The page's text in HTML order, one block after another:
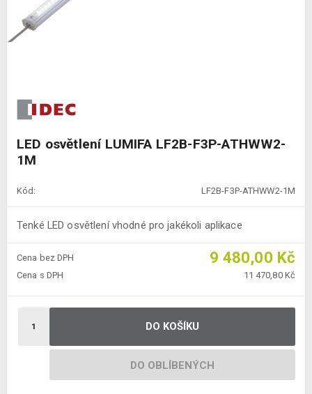
LED osvětlení LUMIFA LF2B-F3P-ATHWW2-
1M
Kód: LF2B-F3P-ATHWW2-1M
Tenké LED osvětlení vhodné pro jakékoli aplikace
Cena bez DPH 9 480,00 Kč
Cena s DPH 11 470,80 Kč
DO KOŠÍKU
DO OBLÍBENÝCH